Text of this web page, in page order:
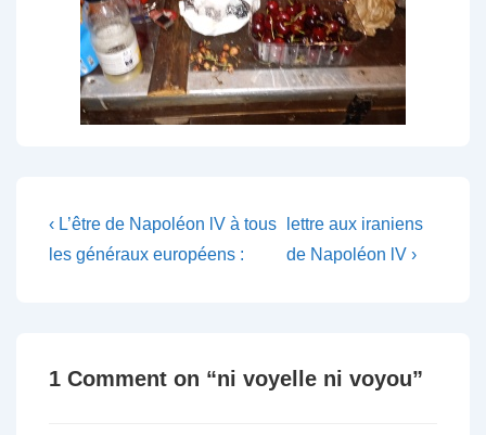
Navigation
de
Previous
Post
‹ L’être de Napoléon lV à tous
les généraux européens :
Next
Post
lettre aux iraniens
de Napoléon lV ›
1 Comment on “ni voyelle ni voyou”